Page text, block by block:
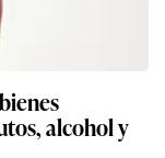
alcohol y